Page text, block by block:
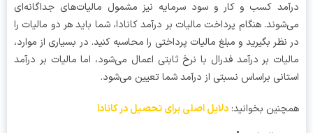
کسب‌ و کار و سود سرمایه‌ نیز مشمول مالیات‌های جداگانه‌ای
هنگام پرداخت مالیات بر درآمد کانادا، شما باید هر دو مالیات را
بگیرید و مبلغ مالیات پرداختی را محاسبه کنید. در بسیاری از موارد،
بر درآمد فدرال با نرخ ثابتی اعمال می‌شود، اما مالیات بر درآمد
براساس نسبتی از درآمد شما تعیین می‌شود.
بخوانید:دلایل اصلی برای تحصیل در کانادا